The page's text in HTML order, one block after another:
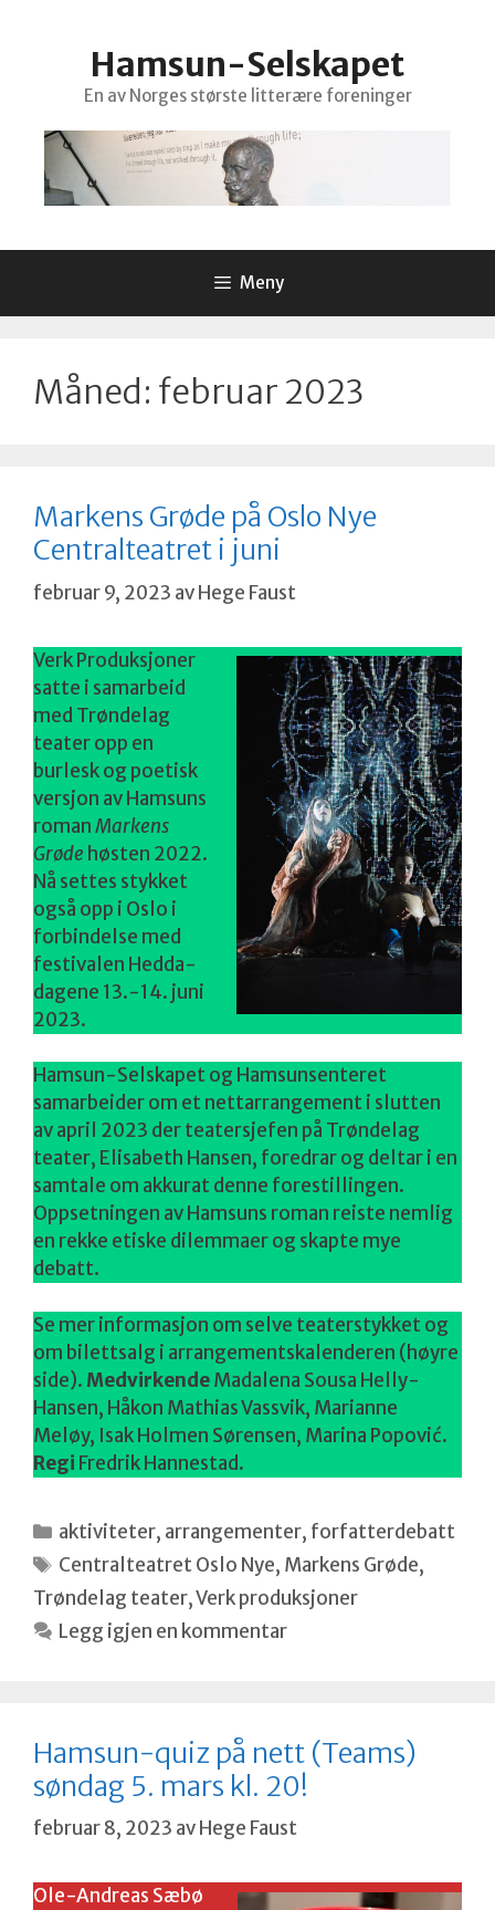
Hamsun-Selskapet
En av Norges største litterære foreninger
Meny
Måned: februar 2023
Markens Grøde på Oslo Nye
Centralteatret i juni
februar 9, 2023 avHege Faust
Verk Produksjoner
satte i samarbeid
med Trøndelag
teater opp en
burlesk og poetisk
versjon av Hamsuns
romanMarkens
Grøde høsten 2022.
Nå settes stykket
også opp i Oslo i
forbindelse med
festivalen Hedda-
dagene 13.-14. juni
2023.
Hamsun-Selskapet og Hamsunsenteret
samarbeider om et nettarrangement i slutten
av april 2023 der teatersjefen på Trøndelag
teater, Elisabeth Hansen, foredrar og deltar i en
samtale om akkurat denne forestillingen.
Oppsetningen av Hamsuns roman reiste nemlig
en rekke etiske dilemmaer og skapte mye
debatt.
Se mer informasjon om selve teaterstykket og
om bilettsalg i arrangementskalenderen (høyre
side). MedvirkendeMadalena Sousa Helly-
Hansen, Håkon Mathias Vassvik, Marianne
Meløy, Isak Holmen Sørensen, Marina Popović.
Regi Fredrik Hannestad.
Kategorier
aktiviteter, arrangementer, forfatterdebatt
Stikkord
Centralteatret Oslo Nye, Markens Grøde,
Trøndelag teater,Verk produksjoner
Legg igjen en kommentar
Hamsun-quiz på nett (Teams)
søndag 5. mars kl. 20!
februar 8, 2023 avHege Faust
Ole-Andreas Sæbø